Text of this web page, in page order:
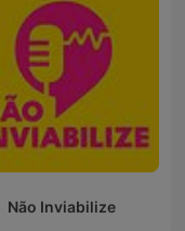
Não Inviabilize